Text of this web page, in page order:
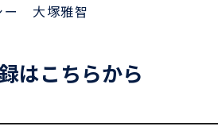
ー 大塚雅智
はこちらから